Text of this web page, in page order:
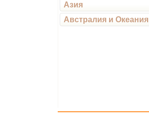
Азия
Австралия и Океания